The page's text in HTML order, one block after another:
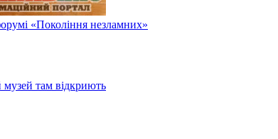
«Покоління незламних»
там відкриють